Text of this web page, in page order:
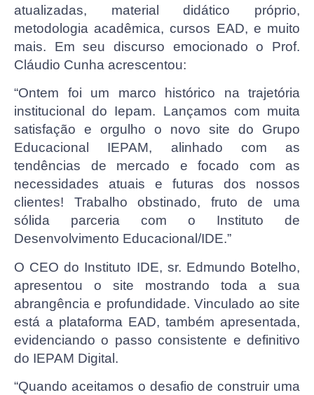
atualizadas, material didático próprio,
metodologia acadêmica, cursos EAD, e muito
mais. Em seu discurso emocionado o Prof.
Cláudio Cunha acrescentou:
“Ontem foi um marco histórico na trajetória
institucional do Iepam. Lançamos com muita
satisfação e orgulho o novo site do Grupo
Educacional IEPAM, alinhado com as
tendências de mercado e focado com as
necessidades atuais e futuras dos nossos
clientes! Trabalho obstinado, fruto de uma
sólida parceria com o Instituto de
Desenvolvimento Educacional/IDE.”
O CEO do Instituto IDE, sr. Edmundo Botelho,
apresentou o site mostrando toda a sua
abrangência e profundidade. Vinculado ao site
está a plataforma EAD, também apresentada,
evidenciando o passo consistente e definitivo
do IEPAM Digital.
“Quando aceitamos o desafio de construir uma